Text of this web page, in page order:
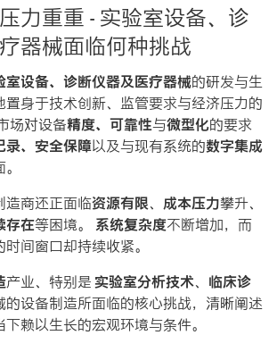
力重重 - 实验室设备、诊
器械面临何种挑战
室设备、诊断仪器及医疗器械的研发与生
身于技术创新、监管要求与经济压力的
场对设备精度、可靠性与微型化的要求
录、安全保障以及与现有系统的数字集成
造商还正面临资源有限、 成本压力攀升、
存在等困境。 系统复杂度不断增加，而
时间窗口却持续收紧。
产业、特别是实验室分析技术、 临床诊
的设备制造所面临的核心挑战，清晰阐述
下赖以生长的宏观环境与条件。